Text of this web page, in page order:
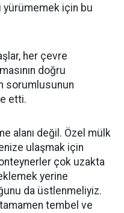
yürümemek için bu
her çevre
doğru
sorumlusunun
etti.
alanı değil. Özel mülk
ulaşmak için
çok uzakta
yerine
da üstlenmeliyiz.
tembel ve